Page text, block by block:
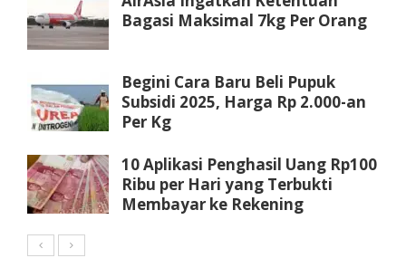
Bagasi Maksimal 7kg Per Orang
Begini Cara Baru Beli Pupuk
Subsidi 2025, Harga Rp 2.000-an
Per Kg
10 Aplikasi Penghasil Uang Rp100
Ribu per Hari yang Terbukti
Membayar ke Rekening